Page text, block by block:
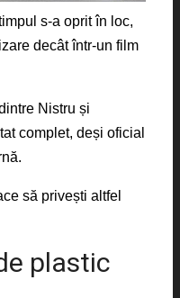
s-a oprit în loc,
decât într-un film
Nistru și
complet, deși oficial
să privești altfel
plastic